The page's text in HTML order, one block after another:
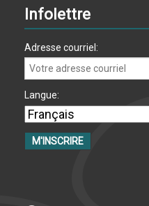
Infolettre
Adresse courriel:
Langue: